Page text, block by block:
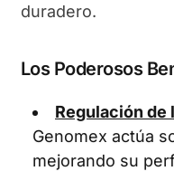
duradero.
Los Poderosos
Regulación de
Genomex actúa
mejorando su